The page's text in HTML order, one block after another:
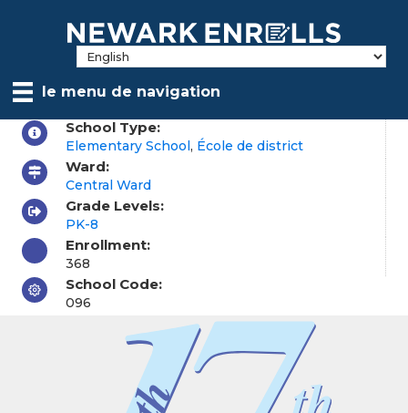
contentle menu de navigation
School Type:
Elementary School, École de district
Ward:
Central Ward
Grade Levels:
PK-8
Enrollment:
368
School Code:
096